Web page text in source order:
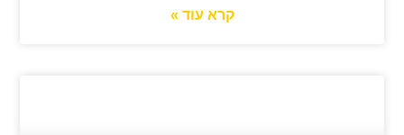
קרא עוד »